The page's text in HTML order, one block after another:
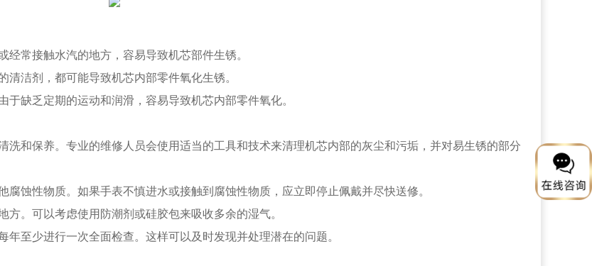
常接触水汽的地方，容易导致机芯部件生锈。
洁剂，都可能导致机芯内部零件氧化生锈。
缺乏定期的运动和润滑，容易导致机芯内部零件氧化。
和保养。专业的维修人员会使用适当的工具和技术来清理机芯内部的灰尘和污垢，并对易生锈的部分
性物质。如果手表不慎进水或接触到腐蚀性物质，应立即停止佩戴并尽快送修。
。可以考虑使用防潮剂或硅胶包来吸收多余的湿气。
至少进行一次全面检查。这样可以及时发现并处理潜在的问题。